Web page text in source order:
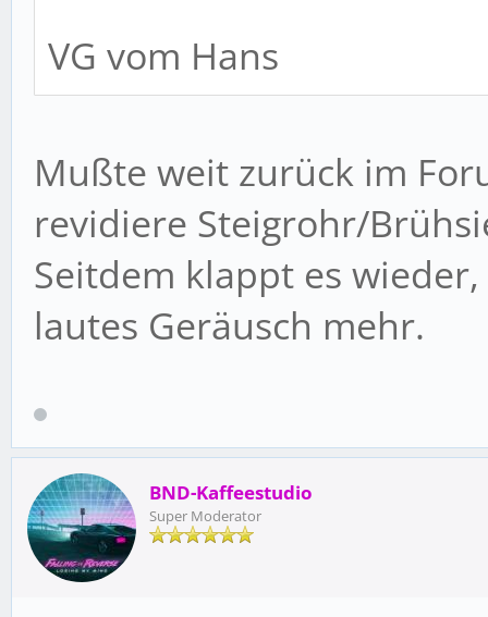
VG vom Hans
Mußte weit zurück im
revidiere Steigrohr/
Seitdem klappt es
lautes Geräusch mehr.
BND-Kaffeestudio
Super Moderator